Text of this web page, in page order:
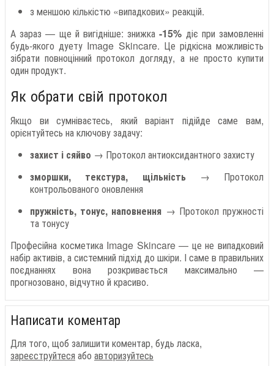
з меншою кількістю «випадкових» реакцій.
А зараз — ще й вигідніше: знижка-15% діє при замовленні
будь-якого дуету Image Skincare. Це рідкісна можливість
зібрати повноцінний протокол догляду, а не просто купити
один продукт.
Як обрати свій протокол
Якщо ви сумніваєтесь, який варіант підійде саме вам,
орієнтуйтесь на ключову задачу:
захист і сяйво → Протокол антиоксидантного захисту
зморшки, текстура, щільність→ Протокол
контрольованого оновлення
пружність, тонус, наповнення → Протокол пружності
та тонусу
Професійна косметика Image Skincare — це не випадковий
набір активів, а системний підхід до шкіри. І саме в правильних
поєднаннях вона розкривається максимально —
прогнозовано, відчутно й красиво.
Написати коментар
Для того, щоб залишити коментар, будь ласка,
зареєструйтеся або авторизуйтесь